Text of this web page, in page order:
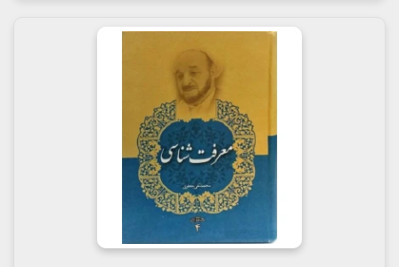
عرفان منفى سوق داده و آن‌ها را به زندگانى اجتماعى
بى‌علاقه مى‌كند؛ درصورتى‌كه با ملاحظه تمام مسائل مورد
بحث جلال‌الدين، گرايش به عرفان منفى محكوم است. در
موارد فراوانى جلال‌الدين كار و كوشش را براى فرد و نافع
بودن را براى اجتماع، با صريح‌ترين لهجه توصيه و تشويق
مى‌كند... به‌هيچ‌وجه گمان نمى‌رود كه جلال‌الدين با آن
اطلاعى كه از منطق زندگى و مكتب اسلام دارد، در صدد
ترويج عرفان منفى بوده باشد
ملاقات او با شمس تبريزى و علاقه‌مند شدن جلال‌الدين
به مقام عرفان شمس، از نظر تاريخى، مدارک فراوانى
دارد. مى‌گويند انقلاب روحى جلال‌الدين، معلول همان
ملاقات بوده است، ولى معلوم است كه شمس تبريزى در
تمام دوره زندگانى‌اش تنها با جلال‌الدين ملاقات نكرده